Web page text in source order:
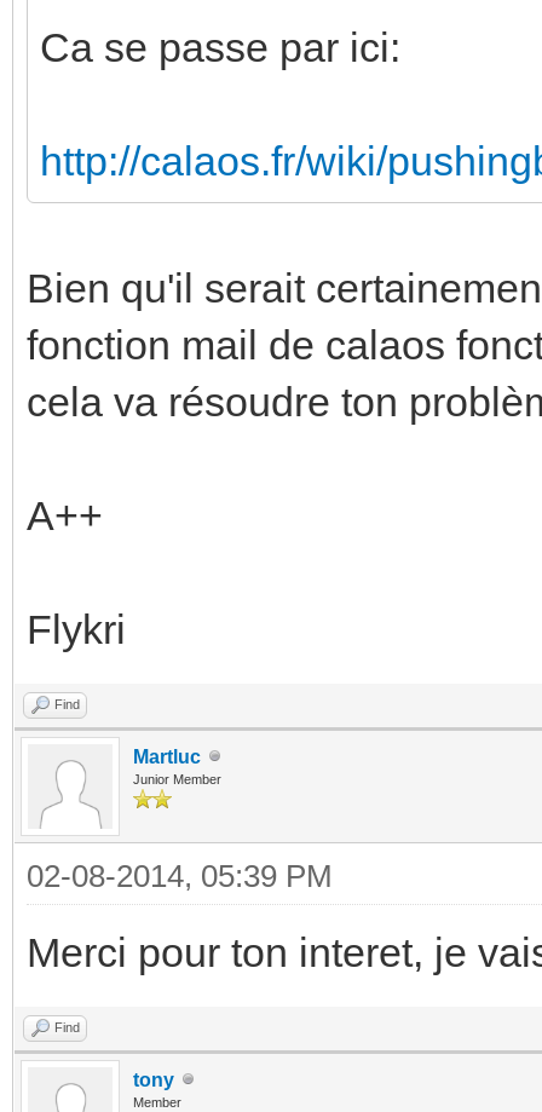
Ca se passe par ici:
http://calaos.fr/wiki/
Bien qu'il serait
fonction mail de calaos
cela va résoudre ton
A++
Flykri
Find
Martluc
Junior Member
02-08-2014, 05:39 PM
Merci pour ton interet, je
Find
tony
Member